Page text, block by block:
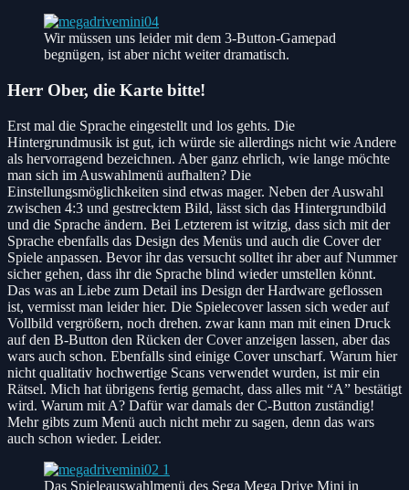
Wir müssen uns leider mit dem 3-Button-Gamepad
begnügen, ist aber nicht weiter dramatisch.
Herr Ober, die Karte bitte!
Erst mal die Sprache eingestellt und los gehts. Die
Hintergrundmusik ist gut, ich würde sie allerdings nicht wie Andere
als hervorragend bezeichnen. Aber ganz ehrlich, wie lange möchte
man sich im Auswahlmenü aufhalten? Die
Einstellungsmöglichkeiten sind etwas mager. Neben der Auswahl
zwischen 4:3 und gestrecktem Bild, lässt sich das Hintergrundbild
und die Sprache ändern. Bei Letzterem ist witzig, dass sich mit der
Sprache ebenfalls das Design des Menüs und auch die Cover der
Spiele anpassen. Bevor ihr das versucht solltet ihr aber auf Nummer
sicher gehen, dass ihr die Sprache blind wieder umstellen könnt.
Das was an Liebe zum Detail ins Design der Hardware geflossen
ist, vermisst man leider hier. Die Spielecover lassen sich weder auf
Vollbild vergrößern, noch drehen. zwar kann man mit einen Druck
auf den B-Button den Rücken der Cover anzeigen lassen, aber das
wars auch schon. Ebenfalls sind einige Cover unscharf. Warum hier
nicht qualitativ hochwertige Scans verwendet wurden, ist mir ein
Rätsel. Mich hat übrigens fertig gemacht, dass alles mit “A” bestätigt
wird. Warum mit A? Dafür war damals der C-Button zuständig!
Mehr gibts zum Menü auch nicht mehr zu sagen, denn das wars
auch schon wieder. Leider.
Das Spieleauswahlmenü des Sega Mega Drive Mini in